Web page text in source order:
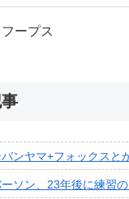
ープス
フォックスとかいう化け物コンビが爆
23年後に練習の大切さに気づい